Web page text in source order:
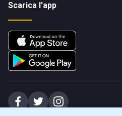
Scarica l'app